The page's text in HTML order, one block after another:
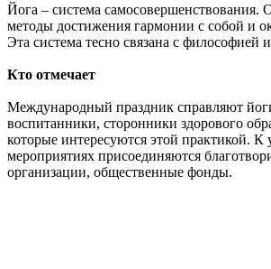
Йога – система самосовершенствования.
методы достижения гармонии с собой и
Эта система тесно связана с философией
Кто отмечает
Международный праздник справляют
воспитанники, сторонники здорового
которые интересуются этой практикой. К
мероприятиях присоединяются
организации, общественные фонды.